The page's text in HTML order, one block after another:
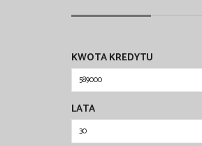
KWOTA KREDYTU
LATA